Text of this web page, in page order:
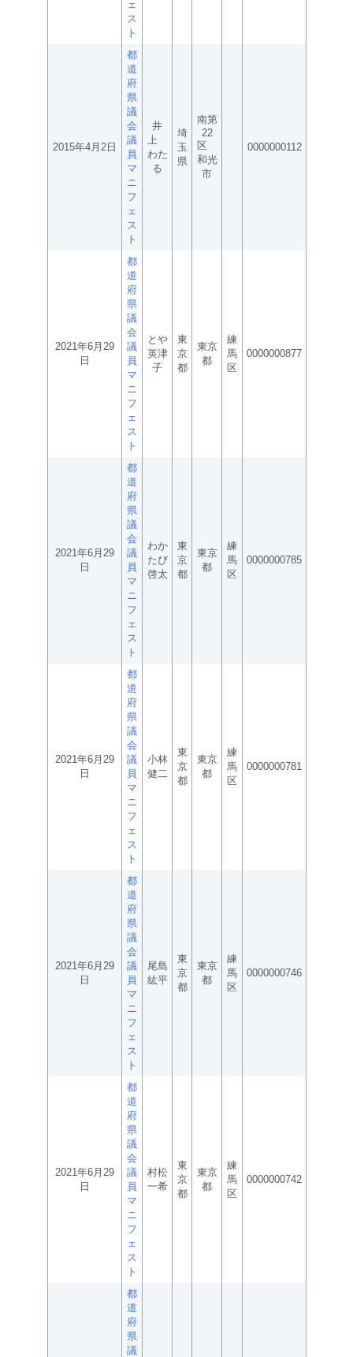
ェ
ス
ト
2015年4月2日
都
道
府
県
議
会
議
員
マ
ニ
フ
ェ
ス
ト
井
上
わた
る
埼
玉
県
南第
22
区
和光
市
0000000112
2021年6月29
日
都
道
府
県
議
会
議
員
マ
ニ
フ
ェ
ス
ト
とや
英津
子
東
京
都
東京
都
練
馬
区
0000000877
2021年6月29
日
都
道
府
県
議
会
議
員
マ
ニ
フ
ェ
ス
ト
わか
たび
啓太
東
京
都
東京
都
練
馬
区
0000000785
2021年6月29
日
都
道
府
県
議
会
議
員
マ
ニ
フ
ェ
ス
ト
小林
健二
東
京
都
東京
都
練
馬
区
0000000781
2021年6月29
日
都
道
府
県
議
会
議
員
マ
ニ
フ
ェ
ス
ト
尾島
紘平
東
京
都
東京
都
練
馬
区
0000000746
2021年6月29
日
都
道
府
県
議
会
議
員
マ
ニ
フ
ェ
ス
ト
村松
一希
東
京
都
東京
都
練
馬
区
0000000742
都
道
府
県
議